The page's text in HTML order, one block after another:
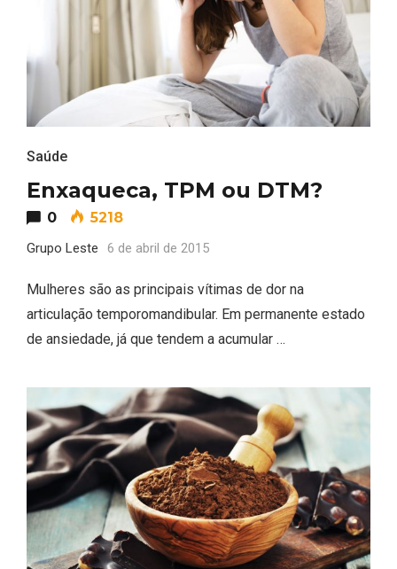
Saúde
Enxaqueca, TPM ou DTM?
0 5218
Grupo Leste 6 de abril de 2015
Mulheres são as principais vítimas de dor na
articulação temporomandibular. Em permanente estado
de ansiedade, já que tendem a acumular …